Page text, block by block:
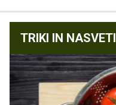
TRIKI IN NASVETI